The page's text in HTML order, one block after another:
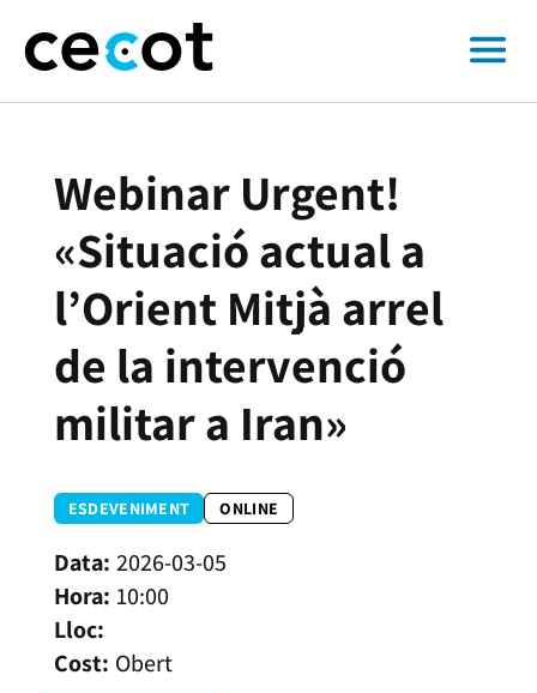
Webinar Urgent!
«Situació actual a
l’Orient Mitjà arrel
de la intervenció
militar a Iran»
ESDEVENIMENT ONLINE
2026-03-05
10:00
Obert